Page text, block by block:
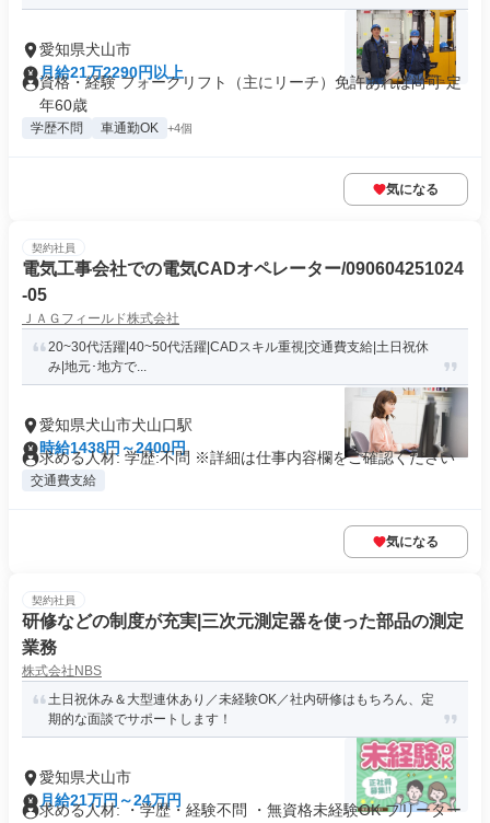
愛知県犬山市
月給21万2290円以上
資格・経験 フォークリフト（主にリーチ）免許あれば尚可 定
年60歳
学歴不問 車通勤OK +4個
気になる
契約社員
電気工事会社での電気CADオペレーター/090604251024
-05
ＪＡＧフィールド株式会社
20~30代活躍|40~50代活躍|CADスキル重視|交通費支給|土日祝休
み|地元･地方で...
愛知県犬山市犬山口駅
時給1438円～2400円
求める人材: 学歴:不問 ※詳細は仕事内容欄をご確認ください
交通費支給
気になる
契約社員
研修などの制度が充実|三次元測定器を使った部品の測定
業務
株式会社NBS
土日祝休み＆大型連休あり／未経験OK／社内研修はもちろん、定
期的な面談でサポートします！
愛知県犬山市
月給21万円～24万円
求める人材: ・学歴・経験不問 ・無資格未経験OK フリーター